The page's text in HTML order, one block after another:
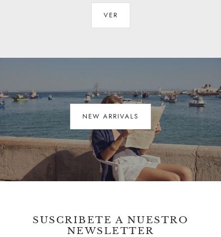
VER
NEW ARRIVALS
SUSCRIBETE A NUESTRO
NEWSLETTER